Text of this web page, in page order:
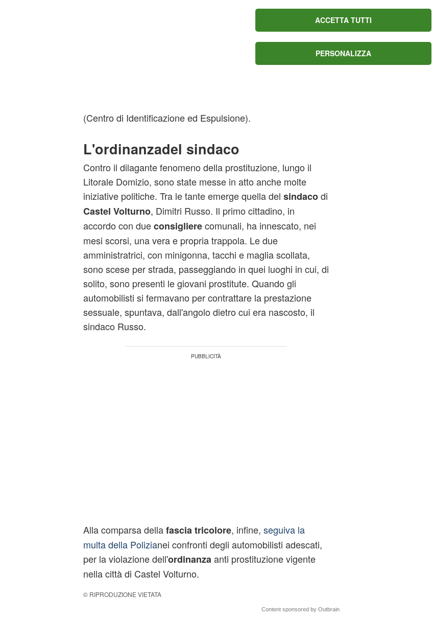
(Centro di Identificazione ed Espulsione).
L'ordinanzadel sindaco
Contro il dilagante fenomeno della prostituzione, lungo il
Litorale Domizio, sono state messe in atto anche molte
iniziative politiche. Tra le tante emerge quella del sindacodi
Castel Volturno, Dimitri Russo. Il primo cittadino, in
accordo con dueconsiglierecomunali, ha innescato, nei
mesi scorsi, una vera e propria trappola. Le due
amministratrici, con minigonna, tacchi e maglia scollata,
sono scese per strada, passeggiando in quei luoghi in cui, di
solito, sono presenti le giovani prostitute. Quando gli
automobilisti si fermavano per contrattare la prestazione
sessuale, spuntava, dall'angolo dietro cui era nascosto, il
sindaco Russo.
Alla comparsa dellafascia tricolore, infine, seguiva la
multa della Polizianei confronti degli automobilisti adescati,
per la violazione dell'ordinanza anti prostituzione vigente
nella città di Castel Volturno.
© RIPRODUZIONE VIETATA
Content sponsored by Outbrain
ACCETTA TUTTI
PERSONALIZZA